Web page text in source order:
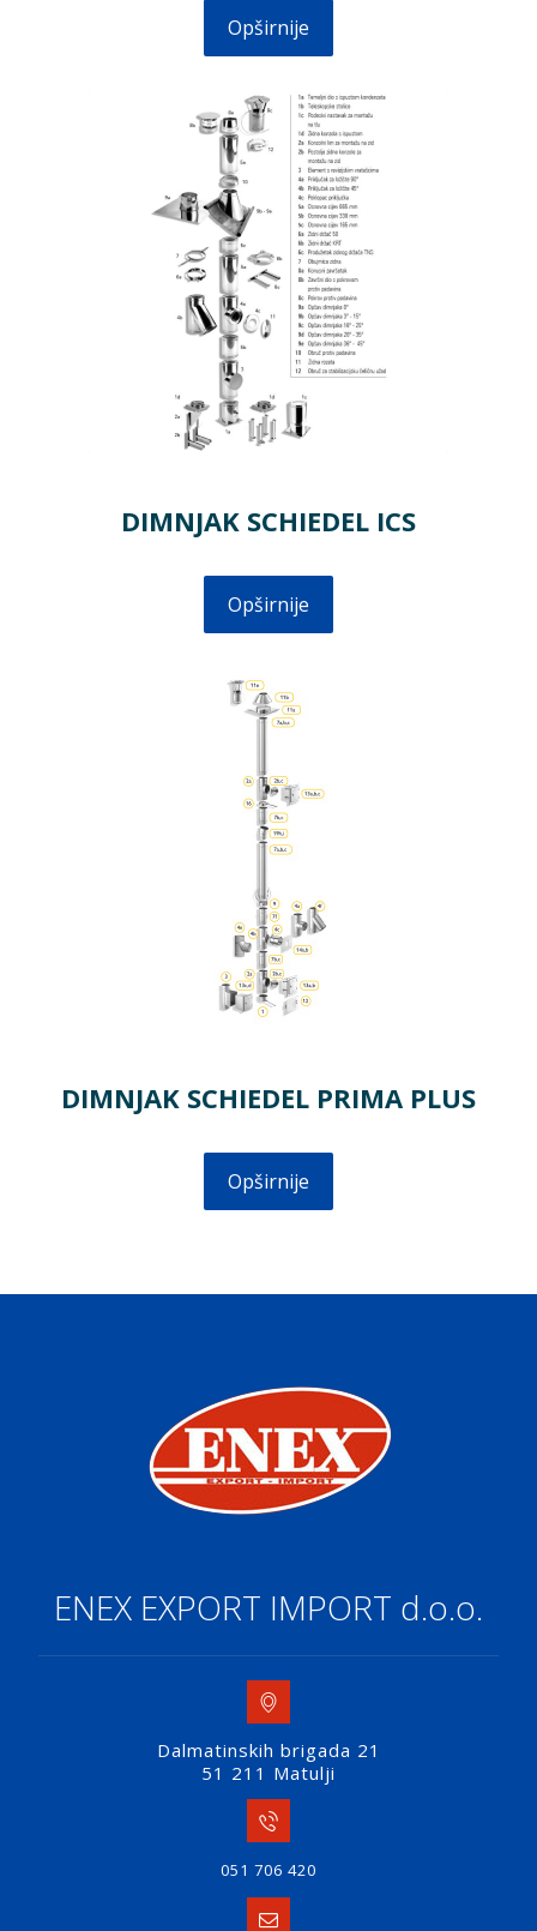
Opširnije
DIMNJAK SCHIEDEL ICS
Opširnije
DIMNJAK SCHIEDEL PRIMA PLUS
Opširnije
ENEX EXPORT IMPORT d.o.o.
Dalmatinskih brigada 21
51 211 Matulji
051 706 420